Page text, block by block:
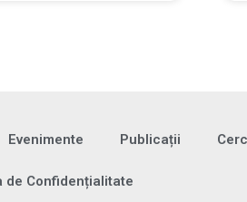
Evenimente Publicații
de Confidențialitate